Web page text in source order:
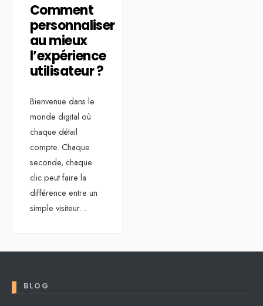
Comment
personnaliser
au mieux
l’expérience
utilisateur ?
Bienvenue dans le
monde digital où
chaque détail
compte. Chaque
seconde, chaque
clic peut faire la
différence entre un
simple visiteur...
BLOG